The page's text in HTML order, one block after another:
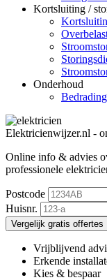
Kortsluiting /
Onderhoud
Elektricienwijzer.nl -
Online info & advies
professionele
Postcode
Huisnr.
Vergelijk gratis offertes
Vrijblijvend
Erkende
Kies & bespaar